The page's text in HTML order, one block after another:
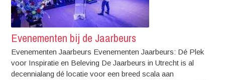
Evenementen bij de Jaarbeurs
Evenementen Jaarbeurs Evenementen Jaarbeurs: Dé Plek
voor Inspiratie en Beleving De Jaarbeurs in Utrecht is al
decennialang dé locatie voor een breed scala aan